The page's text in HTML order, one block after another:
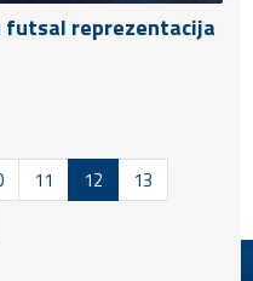
futsal reprezentacija
11 12
13